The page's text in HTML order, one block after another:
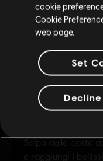
cookie
Cookie
web page.
Set
Decline